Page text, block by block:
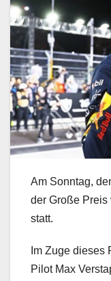
Am Sonntag,
der Große Preis
statt.
Im Zuge
Pilot Max